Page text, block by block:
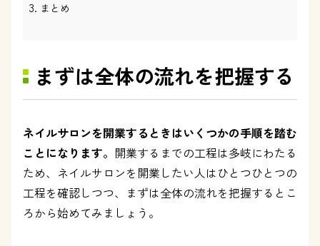
まとめ
まずは全体の流れを把握する
ネイルサロンを開業するときはいくつかの手順を踏む
ことになります。 開業するまでの工程は多岐にわたる
ため、ネイルサロンを開業したい人はひとつひとつの
工程を確認しつつ、まずは全体の流れを把握するとこ
ろから始めてみましょう。